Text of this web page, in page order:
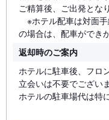
ご精算後、ご出発とな
※ホテル配車は対面
の場合は、配車ができ
返却時のご案内
ホテルに駐車後、フロ
立会いは不要でございま
ホテルの駐車場代は特